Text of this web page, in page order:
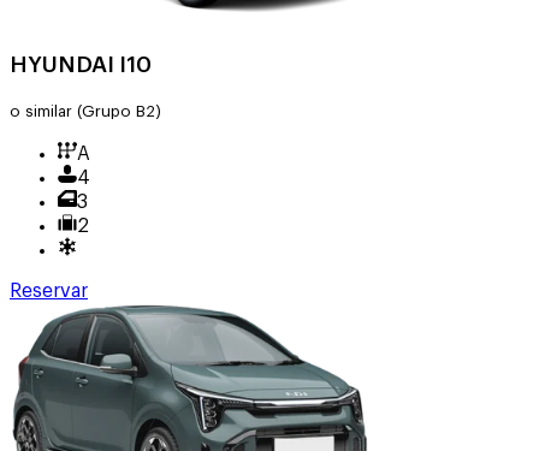
HYUNDAI I10
o similar (Grupo B2)
A
4
3
2
Reservar